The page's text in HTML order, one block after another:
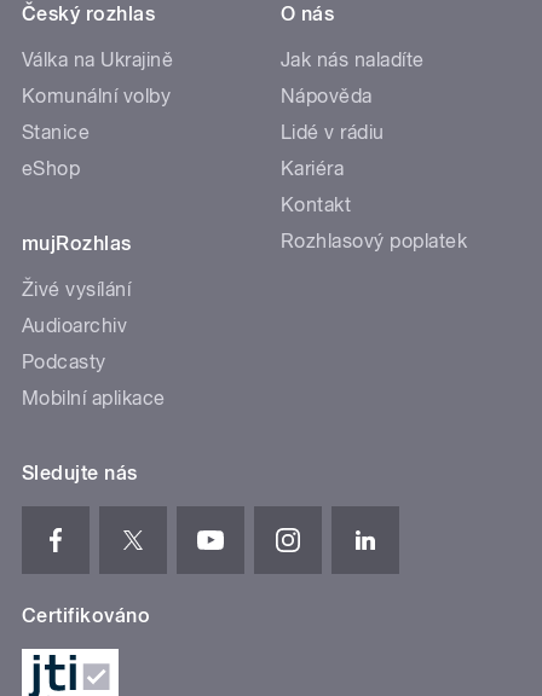
Český rozhlas
Válka na Ukrajině
Komunální volby
Stanice
eShop
mujRozhlas
Živé vysílání
Audioarchiv
Podcasty
Mobilní aplikace
O nás
Jak nás naladíte
Nápověda
Lidé v rádiu
Kariéra
Kontakt
Rozhlasový poplatek
Sledujte nás
Certifikováno